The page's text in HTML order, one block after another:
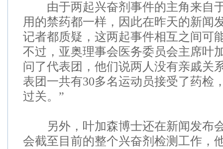
由于两起兴奋剂事件的主角来自
用的禁药都一样，因此在昨天的新闻
记者都质疑，这两起事件相互之间可
不过，亚奥理事会医务委员会主席叶
问了代表团，他们说两人没有亲戚关
表团一共有30多名运动员接受了药检
过关。”
另外，叶加森博士还在新闻发布
会截至目前的整个兴奋剂检测工作，